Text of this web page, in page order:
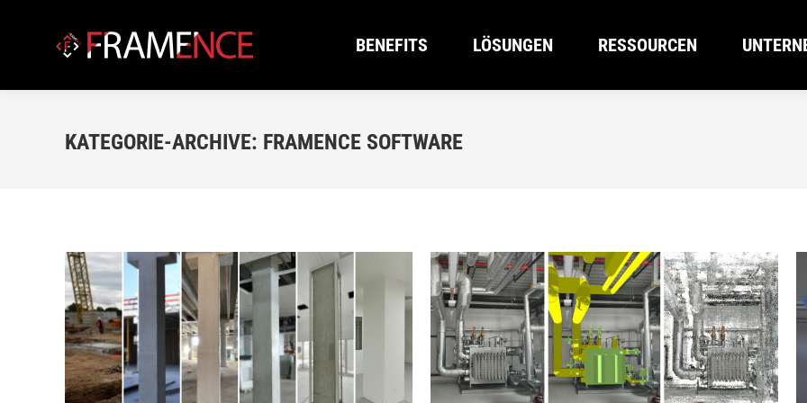
BENEFITS LÖSUNGEN RESSOURCEN
KATEGORIE-ARCHIVE: FRAMENCE SOFTWARE
BENEFITS LÖSUNGEN RESSOURCEN